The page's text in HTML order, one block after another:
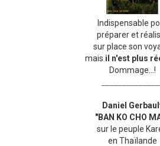
Indispensable
préparer et
sur place son
mais il n'est plus
Dommage...!
Daniel
"BAN KO CHO
sur le peuple
en Thaïlande